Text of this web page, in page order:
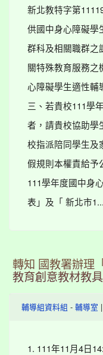
新北教特字第
供國中身心障礙學
群科及相關職群之
關特殊教育服務之
心障礙學生適性輔
三、若貴校111學
者，請貴校協助學
校指派陪同學生及
假規則本權責給予
111學年度國中身
表」及「 新北市1...
轉知 國教署辦理
教育創意教材教具
輔導組資料組 - 輔導室
1. 111年11月4日